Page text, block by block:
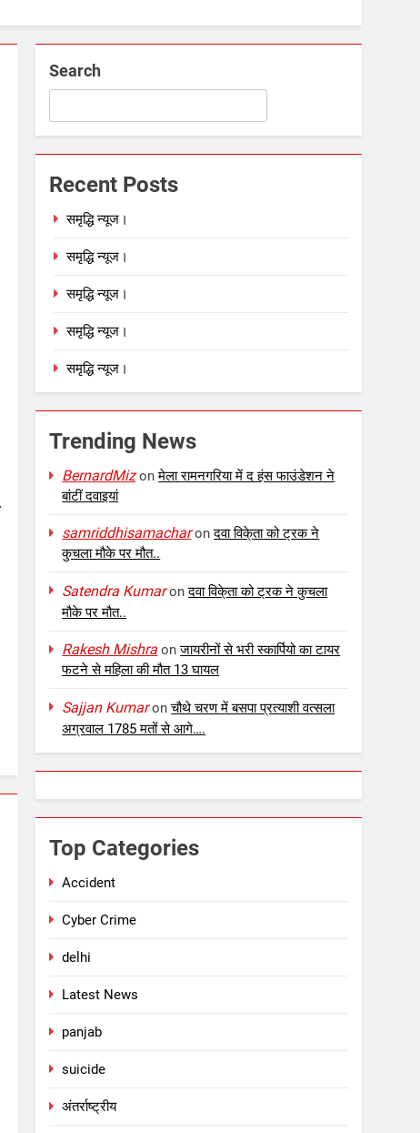
Search
Recent Posts
समृद्धि न्यूज।
समृद्धि न्यूज।
समृद्धि न्यूज।
समृद्धि न्यूज।
समृद्धि न्यूज।
Trending News
BernardMizonमेला रामनगरिया में द हंस फाउंडेशन ने
बांटीं दवाइयां
samriddhisamacharonदवा विके्ता को ट्रक ने
कुचला मौके पर मौत..
Satendra Kumaronदवा विके्ता को ट्रक ने कुचला
मौके पर मौत..
Rakesh Mishra onजायरीनों से भरी स्कार्पियो का टायर
फटने से महिला की मौत 13 घायल
Sajjan Kumaronचौथे चरण में बसपा प्रत्याशी वत्सला
अग्रवाल 1785 मतों से आगे….
Top Categories
Accident
Cyber Crime
delhi
Latest News
panjab
suicide
अंतर्राष्ट्रीय